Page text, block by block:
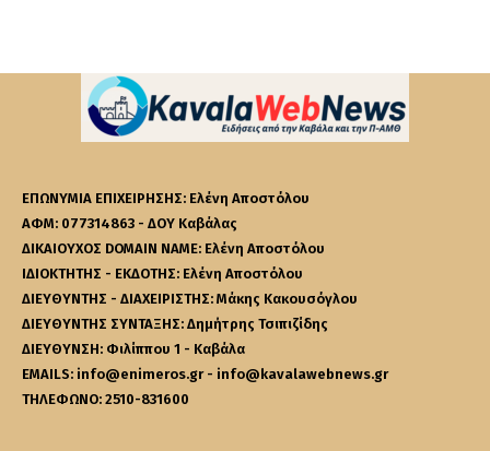
ΕΠΩΝΥΜΙΑ ΕΠΙΧΕΙΡΗΣΗΣ: Ελένη Αποστόλου
ΑΦΜ: 077314863 - ΔΟΥ Καβάλας
ΔΙΚΑΙΟΥΧΟΣ DOMAIN NAME: Ελένη Αποστόλου
ΙΔΙΟΚΤΗΤΗΣ - ΕΚΔΟΤΗΣ: Ελένη Αποστόλου
ΔΙΕΥΘΥΝΤΗΣ - ΔΙΑΧΕΙΡΙΣΤΗΣ: Μάκης Κακουσόγλου
ΔΙΕΥΘΥΝΤΗΣ ΣΥΝΤΑΞΗΣ: Δημήτρης Τσιπιζίδης
ΔΙΕΥΘΥΝΣΗ: Φιλίππου 1 - Καβάλα
EMAILS: info@enimeros.gr - info@kavalawebnews.gr
ΤΗΛΕΦΩΝΟ: 2510-831600